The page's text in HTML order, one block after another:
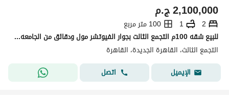
ج.م2,100,000
2
1
100 متر مربع
للبيع شقه 100م التجمع الثالت بجوار الفيوتشر مول ودقائق من الجامعه الالمانيه ومول اربيلا ومحور جمال عبد التاصر
التجمع الثالث، القاهرة الجديدة، القاهرة
الإيميل
اتصل